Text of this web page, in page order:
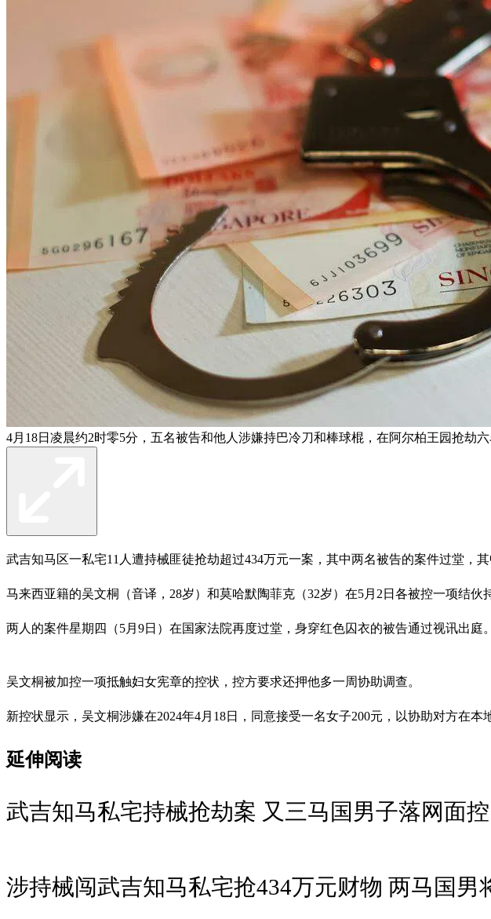
4月18日凌晨约2时零5分，五名被告和他人涉嫌持巴冷刀和棒球棍，在阿尔柏王园抢劫
武吉知马区一私宅11人遭持械匪徒抢劫超过434万元一案，其中两名被告的案件过堂，
马来西亚籍的吴文桐（音译，28岁）和莫哈默陶菲克（32岁）在5月2日各被控一项结
两人的案件星期四（5月9日）在国家法院再度过堂，身穿红色囚衣的被告通过视讯出庭。
吴文桐被加控一项抵触妇女宪章的控状，控方要求还押他多一周协助调查。
新控状显示，吴文桐涉嫌在2024年4月18日，同意接受一名女子200元，以协助对方在本
延伸阅读
武吉知马私宅持械抢劫案 又三马国男子落网面控
涉持械闯武吉知马私宅抢434万元财物 两马国男